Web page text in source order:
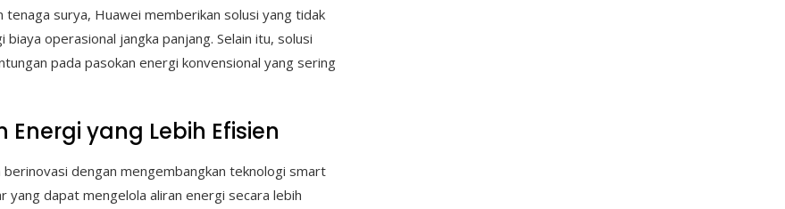
surya, Huawei memberikan solusi yang tidak
operasional jangka panjang. Selain itu, solusi
pada pasokan energi konvensional yang sering
yang Lebih Efisien
dengan mengembangkan teknologi smart
dapat mengelola aliran energi secara lebih